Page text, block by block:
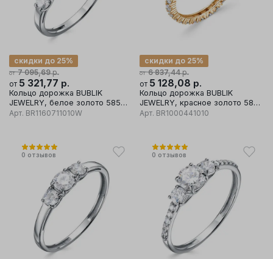
от 7 095,69р.
скидки до 25%
от 5 321,77 р.
Кольцо дорожка BUBLIK
JEWELRY, белое золото 585
проба, вставка бриллиант
Арт. BR1160711010W
от 6 837,44р.
скидки до 25%
от 5 128,08 р.
Кольцо дорожка BUBLIK
JEWELRY, красное золото 585
проба, вставка бриллиант
Арт. BR1000441010
0 отзывов 0 отзывов